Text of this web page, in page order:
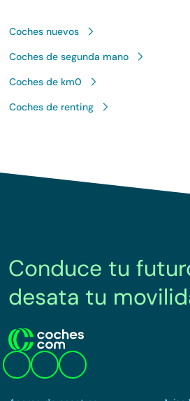
Coches nuevos
Coches de segunda mano
Coches de km0
Coches de renting
Conduce tu
desata tu